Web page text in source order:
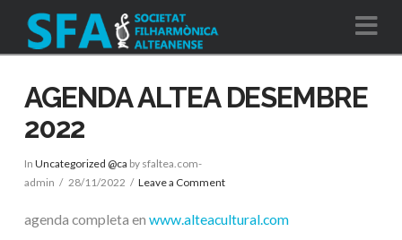
AGENDA ALTEA DESEMBRE
2022
In Uncategorized @ca by sfaltea.com-
admin
28/11/2022 Leave a Comment
agenda completa en www.alteacultural.com